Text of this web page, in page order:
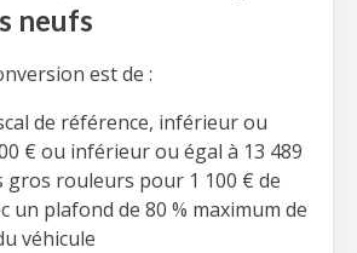
neufs
est de :
de référence, inférieur ou
€ ou inférieur ou égal à 13 489
gros rouleurs pour 1 100 € de
un plafond de 80 % maximum de
véhicule